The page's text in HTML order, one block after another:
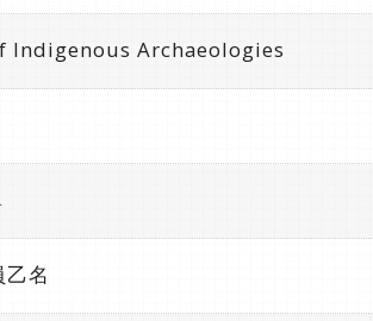
Indigenous Archaeologies
名